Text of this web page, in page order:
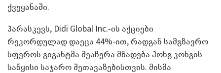
ქვეყანაში.
პარასკევს, Didi Global Inc.-ის აქციები
რეკორდულად დაეცა 44%-ით, რადგან სამგზავრო
სფეროს გიგანტმა შეაჩერა მზადება ჰონგ კონგის
საწყისი საჯარო შეთავაზებისთვის. მისმა